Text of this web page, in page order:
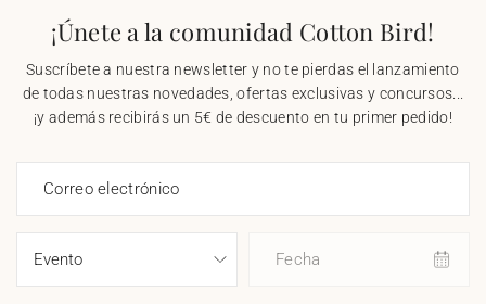
¡Únete a la comunidad Cotton Bird!
Suscríbete a nuestra newsletter y no te pierdas el lanzamiento
de todas nuestras novedades, ofertas exclusivas y concursos...
¡y además recibirás un 5€ de descuento en tu primer pedido!
Correo electrónico
Fecha